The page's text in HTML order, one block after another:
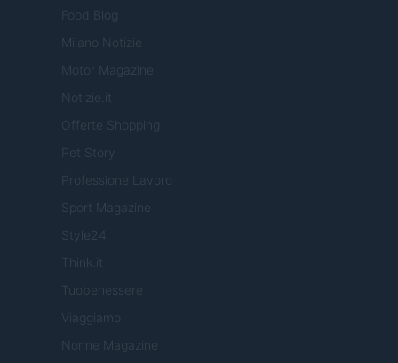
Food Blog
Milano Notizie
Motor Magazine
Notizie.it
Offerte Shopping
Pet Story
Professione Lavoro
Sport Magazine
Style24
Think.it
Tuobenessere
Viaggiamo
Nonne Magazine